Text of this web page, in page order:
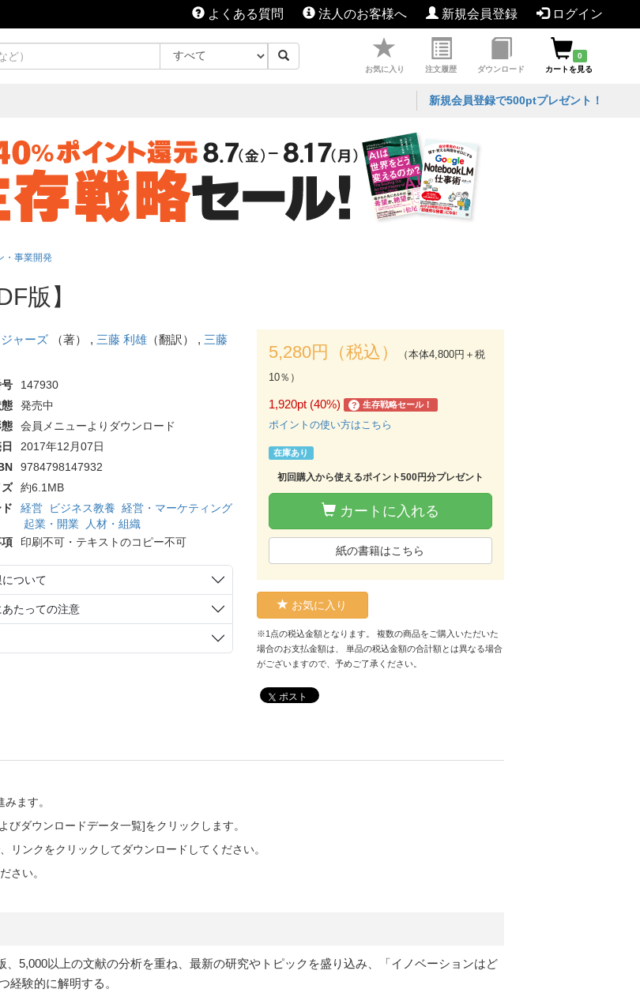
よくある質問 法人のお客様へ 新規会員登録 ログイン
お気に入り 注文履歴 ダウンロード
0
カートを見る
新規会員登録で500ptプレゼント！
・事業開発
版】
ャーズ （著） , 三藤 利雄（翻訳） , 三藤
147930
発売中
会員メニューよりダウンロード
2017年12月07日
9784798147932
約6.1MB
経営 ビジネス教養 経営・マーケティング
起業・開業
人材・組織
印刷不可・テキストのコピー不可
ついて
たっての注意
5,280円（税込）
（本体4,800円＋税
10％）
1,920pt (40%) ? 生存戦略セール！
ポイントの使い方はこちら
在庫あり
初回購入から使えるポイント500円分プレゼント
カートに入れる
紙の書籍はこちら
お気に入り
※1点の税込金額となります。 複数の商品をご購入いただいた
場合のお支払金額は、 単品の税込金額の合計額とは異なる場合
がございますので、予めご了承ください。
ポスト
ます。
ダウンロードデータ一覧]をクリックします。
リンクをクリックしてダウンロードしてください。
さい。
5,000以上の文献の分析を重ね、最新の研究やトピックを盛り込み、「イノベーションはど
経験的に解明する。